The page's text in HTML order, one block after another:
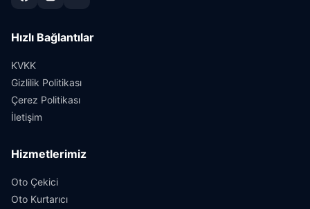
Hızlı Bağlantılar
KVKK
Gizlilik Politikası
Çerez Politikası
İletişim
Hizmetlerimiz
Oto Çekici
Oto Kurtarıcı